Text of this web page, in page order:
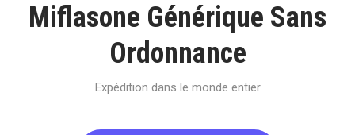
Miflasone Générique Sans
Ordonnance
Expédition dans le monde entier